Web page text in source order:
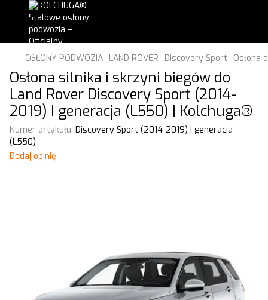
OSŁONY PODWOZIA LAND ROVER Discovery Sport Osłona
Osłona silnika i skrzyni biegów do
Land Rover Discovery Sport (2014-
2019) I generacja (L550) | Kolchuga®
Numer artykułu: Discovery Sport (2014-2019) I generacja
(L550)
Dodaj opinię